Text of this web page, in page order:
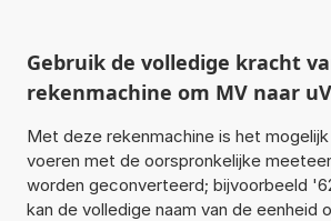
Gebruik de volledige kracht
rekenmachine om MV naar
Met deze rekenmachine is het
voeren met de oorspronkelijke
worden geconverteerd; bijvoorbeeld
kan de volledige naam van de eenheid